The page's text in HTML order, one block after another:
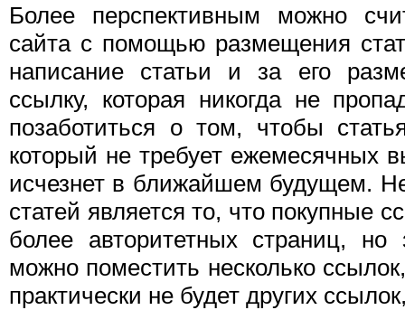
Более перспективным можно
сайта с помощью размещения
написание статьи и за его
ссылку, которая никогда не
позаботиться о том, чтобы
который не требует ежемесячных
исчезнет в ближайшем будущем.
статей является то, что покупные
более авторитетных страниц, но
можно поместить несколько
практически не будет других